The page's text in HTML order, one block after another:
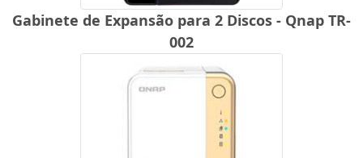
Gabinete de Expansão para 2 Discos - Qnap TR-
002